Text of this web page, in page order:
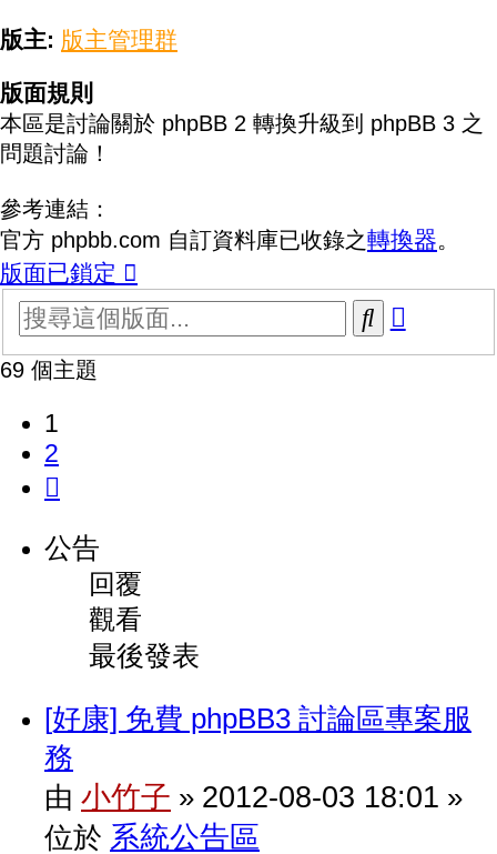
版主: 版主管理群
版面規則
本區是討論關於 phpBB 2 轉換升級到 phpBB 3 之
問題討論！
參考連結：
官方 phpbb.com 自訂資料庫已收錄之轉換器。
版面已鎖定
搜
尋階
69 個主題
1
2
頁
公告
回覆
觀看
最後發表
[好康] 免費 phpBB3 討論區專案服
務
由 小竹子 » 2012-08-03 18:01 »
位於 系統公告區